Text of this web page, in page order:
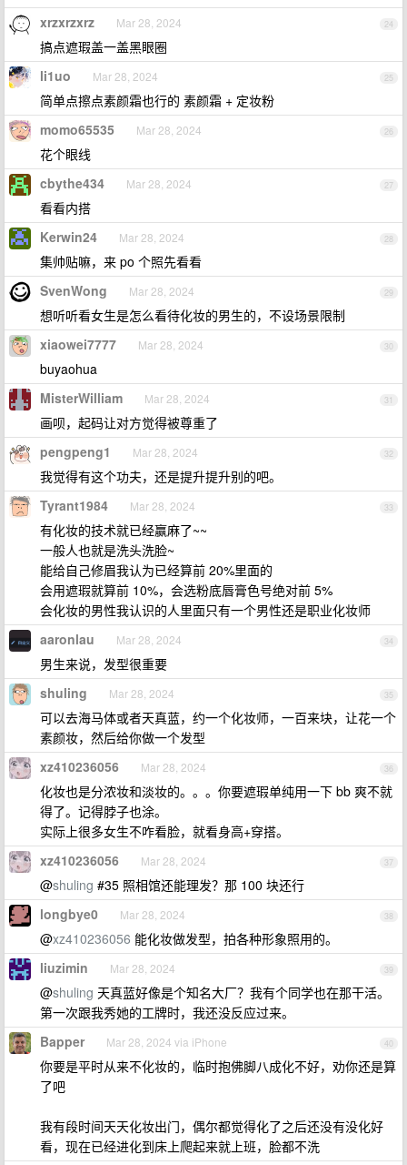
24
xrzxrzxrz Mar 28, 2024
搞点遮瑕盖一盖黑眼圈
25
li1uo Mar 28, 2024
简单点擦点素颜霜也行的 素颜霜 + 定妆粉
26
momo65535 Mar 28, 2024
花个眼线
27
cbythe434 Mar 28, 2024
看看内搭
28
Kerwin24 Mar 28, 2024
集帅贴嘛，来 po 个照先看看
29
SvenWong Mar 28, 2024
想听听看女生是怎么看待化妆的男生的，不设场景限制
30
xiaowei7777 Mar 28, 2024
buyaohua
31
MisterWilliam Mar 28, 2024
画呗，起码让对方觉得被尊重了
32
pengpeng1 Mar 28, 2024
我觉得有这个功夫，还是提升提升别的吧。
33
Tyrant1984 Mar 28, 2024
有化妆的技术就已经赢麻了~~
一般人也就是洗头洗脸~
能给自己修眉我认为已经算前 20%里面的
会用遮瑕就算前 10%，会选粉底唇膏色号绝对前 5%
会化妆的男性我认识的人里面只有一个男性还是职业化妆师
34
aaronlau Mar 28, 2024
男生来说，发型很重要
35
shuling Mar 28, 2024
可以去海马体或者天真蓝，约一个化妆师，一百来块，让花一个
素颜妆，然后给你做一个发型
36
xz410236056 Mar 28, 2024
化妆也是分浓妆和淡妆的。。。你要遮瑕单纯用一下 bb 爽不就
得了。记得脖子也涂。
实际上很多女生不咋看脸，就看身高+穿搭。
37
xz410236056 Mar 28, 2024
@shuling #35 照相馆还能理发？那 100 块还行
38
longbye0 Mar 28, 2024
@xz410236056 能化妆做发型，拍各种形象照用的。
39
liuzimin Mar 28, 2024
@shuling 天真蓝好像是个知名大厂？我有个同学也在那干活。
第一次跟我秀她的工牌时，我还没反应过来。
40
Bapper Mar 28, 2024 via iPhone
你要是平时从来不化妆的，临时抱佛脚八成化不好，劝你还是算
了吧
我有段时间天天化妆出门，偶尔都觉得化了之后还没有没化好
看，现在已经进化到床上爬起来就上班，脸都不洗